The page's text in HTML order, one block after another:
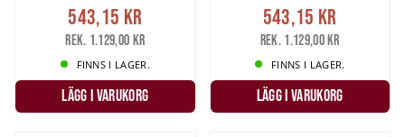
543,15 kr
Rek. 1.129,00 kr
FINNS I LAGER.
LÄGG I VARUKORG
543,15 kr
Rek. 1.129,00 kr
FINNS I LAGER.
LÄGG I VARUKORG